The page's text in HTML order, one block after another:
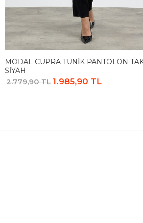
MODAL CUPRA TUNIK PANTOLON
SIYAH
2.779,90 TL 1.985,90 TL